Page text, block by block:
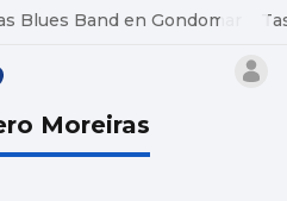
Blues Band en Gondomar
Moreiras